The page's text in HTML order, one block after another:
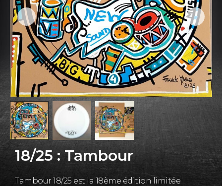
18/25 : Tambour
Tambour 18/25 est la 18ème édition limitée